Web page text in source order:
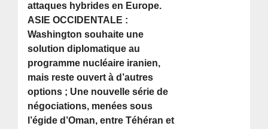
attaques hybrides en Europe.
ASIE OCCIDENTALE :
Washington souhaite une
solution diplomatique au
programme nucléaire iranien,
mais reste ouvert à d’autres
options ; Une nouvelle série de
négociations, menées sous
l’égide d’Oman, entre Téhéran et